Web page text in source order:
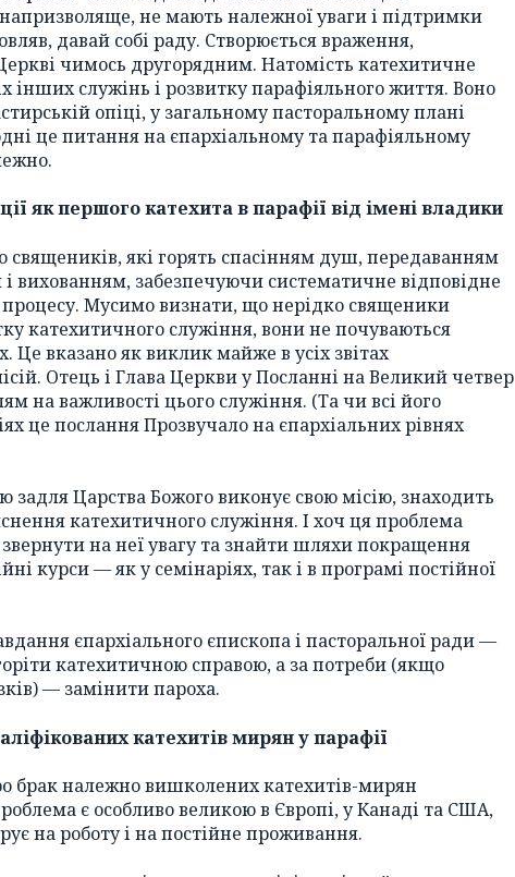
не мають належної уваги і підтримки
давай собі раду. Створюється враження,
чимось другорядним. Натомість катехитичне
інших служінь і розвитку парафіяльного життя. Воно
опіці, у загальному пасторальному плані
це питання на єпархіальному та парафіяльному
як першого катехита в парафії від імені владики
які горять спасінням душ, передаванням
вихованням, забезпечуючи систематичне відповідне
Мусимо визнати, що нерідко священики
катехитичного служіння, вони не почуваються
вказано як виклик майже в усіх звітах
Отець і Глава Церкви у Посланні на Великий четвер
на важливості цього служіння. (Та чи всі його
це послання Прозвучало на єпархіальних рівнях
задля Царства Божого виконує свою місію, знаходить
катехитичного служіння. І хоч ця проблема
на неї увагу та знайти шляхи покращення
курси — як у семінаріях, так і в програмі постійної
єпархіального єпископа і пасторальної ради —
катехитичною справою, а за потреби (якщо
— замінити пароха.
катехитів мирян у парафії
брак належно вишколених катехитів-мирян
є особливо великою в Європі, у Канаді та США,
на роботу і на постійне проживання.